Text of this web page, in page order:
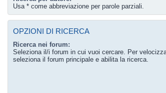
Usa * come abbreviazione per parole parziali.
OPZIONI DI RICERCA
Ricerca nei forum:
Seleziona il/i forum in cui vuoi cercare. Per
seleziona il forum principale e abilita la ricerca.